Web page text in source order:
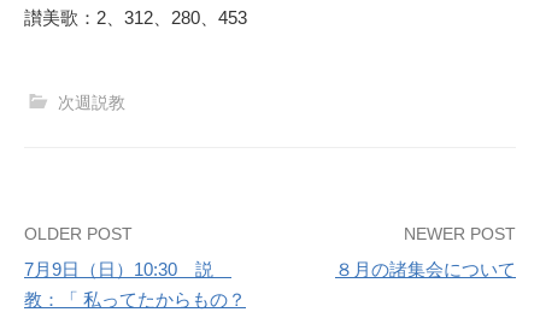
讃美歌：2、312、280、453
次週説教
Post
navigation
OLDER POST
7月9日（日）10:30 説
教：「 私ってたからもの？
NEWER POST
８月の諸集会について